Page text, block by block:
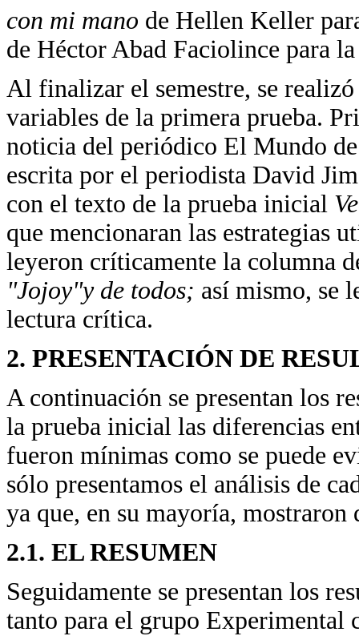
con mi mano de Hellen Keller
de Héctor Abad Faciolince para
Al finalizar el semestre, se
variables de la primera prueba.
noticia del periódico El Mundo
escrita por el periodista David
con el texto de la prueba inicial
que mencionaran las estrategias
leyeron críticamente la columna
"Jojoy"y de todos; así mismo, se
lectura crítica.
2. PRESENTACIÓN DE
A continuación se presentan los
la prueba inicial las diferencias
fueron mínimas como se puede
sólo presentamos el análisis de
ya que, en su mayoría,
2.1. EL RESUMEN
Seguidamente se presentan los
tanto para el grupo